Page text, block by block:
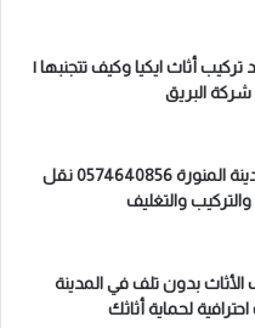
أثاث ايكيا وكيف تتجنبها |
البريق
نقل عفش بالمدينة المنورة 0574640856 نقل
والتغليف
بدون تلف في المدينة
لحماية أثاثك